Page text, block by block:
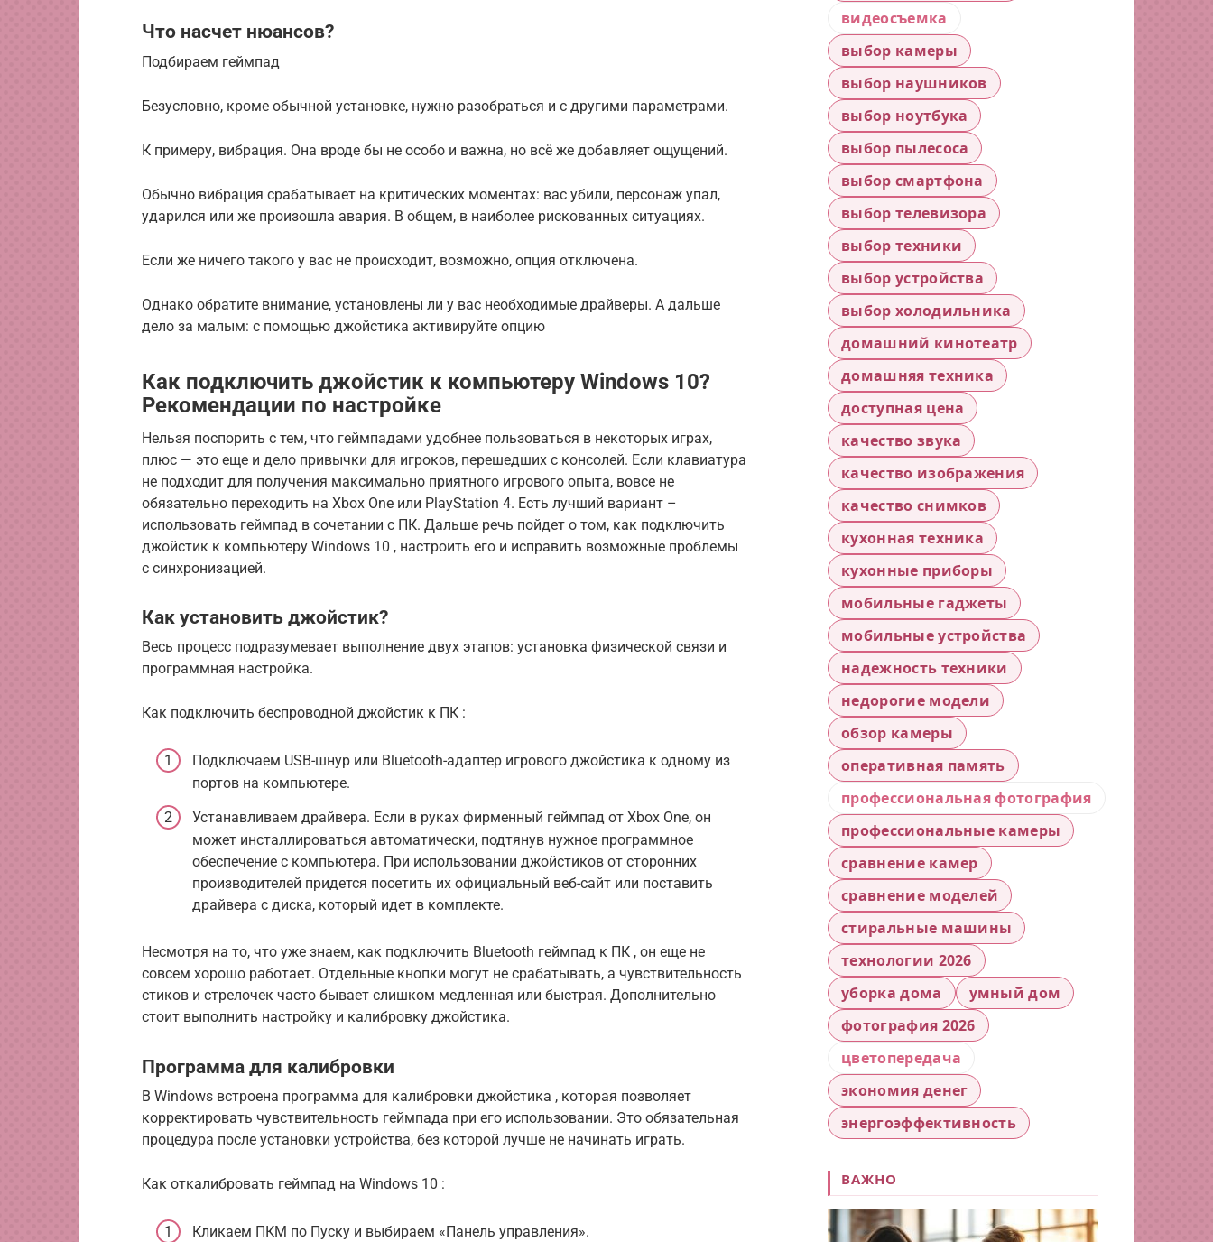
Что насчет нюансов?
Подбираем геймпад
Безусловно, кроме обычной установке, нужно разобраться и с другими параметрами.
К примеру, вибрация. Она вроде бы не особо и важна, но всё же добавляет ощущений.
Обычно вибрация срабатывает на критических моментах: вас убили, персонаж упал,
ударился или же произошла авария. В общем, в наиболее рискованных ситуациях.
Если же ничего такого у вас не происходит, возможно, опция отключена.
Однако обратите внимание, установлены ли у вас необходимые драйверы. А дальше
дело за малым: с помощью джойстика активируйте опцию
Как подключить джойстик к компьютеру Windows 10?
Рекомендации по настройке
Нельзя поспорить с тем, что геймпадами удобнее пользоваться в некоторых играх,
плюс — это еще и дело привычки для игроков, перешедших с консолей. Если клавиатура
не подходит для получения максимально приятного игрового опыта, вовсе не
обязательно переходить на Xbox One или PlayStation 4. Есть лучший вариант –
использовать геймпад в сочетании с ПК. Дальше речь пойдет о том, как подключить
джойстик к компьютеру Windows 10 , настроить его и исправить возможные проблемы
с синхронизацией.
Как установить джойстик?
Весь процесс подразумевает выполнение двух этапов: установка физической связи и
программная настройка.
Как подключить беспроводной джойстик к ПК :
Подключаем USB-шнур или Bluetooth-адаптер игрового джойстика к одному из
портов на компьютере.
Устанавливаем драйвера. Если в руках фирменный геймпад от Xbox One, он
может инсталлироваться автоматически, подтянув нужное программное
обеспечение с компьютера. При использовании джойстиков от сторонних
производителей придется посетить их официальный веб-сайт или поставить
драйвера с диска, который идет в комплекте.
Несмотря на то, что уже знаем, как подключить Bluetooth геймпад к ПК , он еще не
совсем хорошо работает. Отдельные кнопки могут не срабатывать, а чувствительность
стиков и стрелочек часто бывает слишком медленная или быстрая. Дополнительно
стоит выполнить настройку и калибровку джойстика.
Программа для калибровки
В Windows встроена программа для калибровки джойстика , которая позволяет
корректировать чувствительность геймпада при его использовании. Это обязательная
процедура после установки устройства, без которой лучше не начинать играть.
Как откалибровать геймпад на Windows 10 :
Кликаем ПКМ по Пуску и выбираем «Панель управления».
видеосъемка
выбор камеры
выбор наушников
выбор ноутбука
выбор пылесоса
выбор смартфона
выбор телевизора
выбор техники
выбор устройства
выбор холодильника
домашний кинотеатр
домашняя техника
доступная цена
качество звука
качество изображения
качество снимков
кухонная техника
кухонные приборы
мобильные гаджеты
мобильные устройства
надежность техники
недорогие модели
обзор камеры
оперативная память
профессиональная фотография
профессиональные камеры
сравнение камер
сравнение моделей
стиральные машины
технологии 2026
уборка дома
умный дом
фотография 2026
цветопередача
экономия денег
энергоэффективность
ВАЖНО